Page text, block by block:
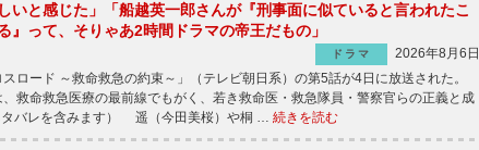
いと感じた」「船越英一郎さんが『刑事面に似ていると言われたこ
』って、そりゃあ2時間ドラマの帝王だもの」
ドラマ
2026年8月6日
ロード ～救命救急の約束～」（テレビ朝日系）の第5話が4日に放送された。
救命救急医療の最前線でもがく、若き救命医・救急隊員・警察官らの正義と成
タバレを含みます） 遥（今田美桜）や桐 … 続きを読む